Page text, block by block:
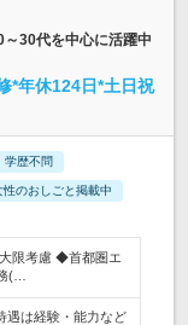
30代を中心に活躍中
*年休124日*土日祝
学歴不問
性のおしごと掲載中
限考慮 ◆首都圏エ
(…
遇は経験・能力など